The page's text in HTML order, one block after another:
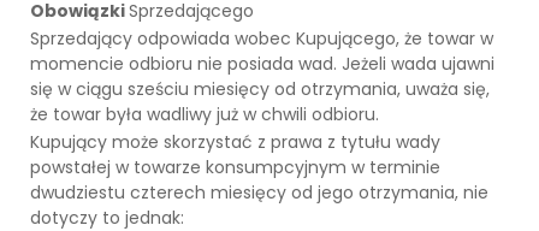
ObowiązkiSprzedającego
Sprzedający odpowiada wobec Kupującego, że towar w
momencie odbioru nie posiada wad. Jeżeli wada ujawni
się w ciągu sześciu miesięcy od otrzymania, uważa się,
że towar była wadliwy już w chwili odbioru.
Kupujący może skorzystać z prawa z tytułu wady
powstałej w towarze konsumpcyjnym w terminie
dwudziestu czterech miesięcy od jego otrzymania, nie
dotyczy to jednak: